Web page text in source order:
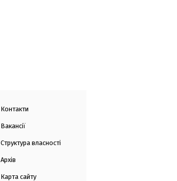
Контакти
Вакансії
Структура власності
Архів
Карта сайту